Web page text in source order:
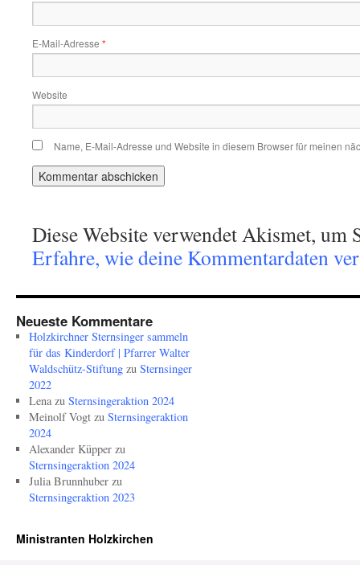
E-Mail-Adresse *
Website
Name, E-Mail-Adresse und Website in diesem Browser für meinen
Diese Website verwendet Akismet, um
Erfahre, wie deine Kommentardaten
Neueste Kommentare
Holzkirchner Sternsinger sammeln
für das Kinderdorf | Pfarrer Walter
Waldschütz-Stiftungzu Sternsinger
2022
Lenazu Sternsingeraktion 2024
Meinolf Vogtzu Sternsingeraktion
2024
Alexander Küpperzu
Sternsingeraktion 2024
Julia Brunnhuberzu
Sternsingeraktion 2023
Ministranten Holzkirchen